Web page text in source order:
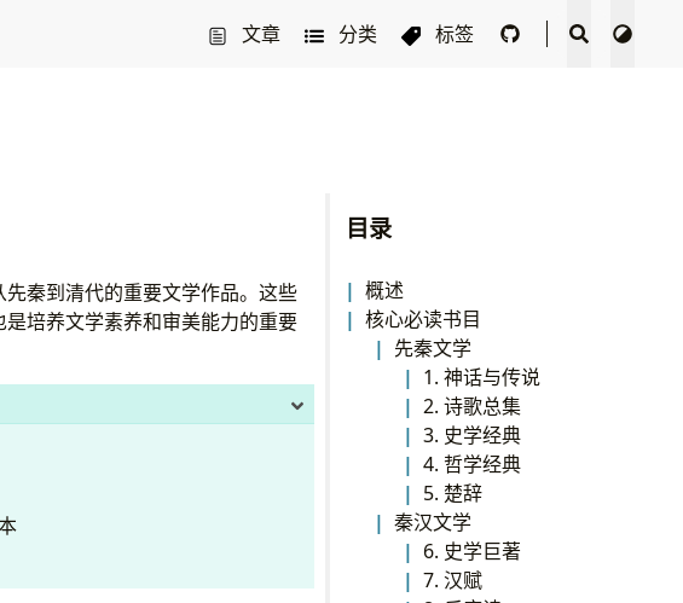
文章 分类 标签
目录
概述
核心必读书目
先秦文学
1. 神话与传说
2. 诗歌总集
3. 史学经典
4. 哲学经典
5. 楚辞
秦汉文学
6. 史学巨著
7. 汉赋
秦到清代的重要文学作品。这些
培养文学素养和审美能力的重要